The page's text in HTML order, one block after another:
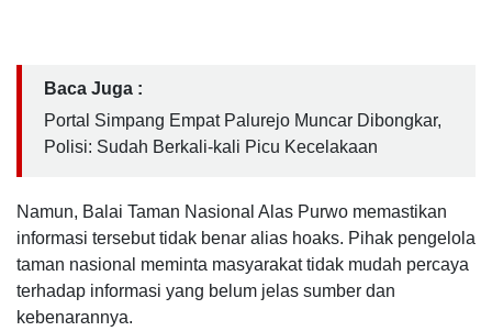
Baca Juga :
Portal Simpang Empat Palurejo Muncar Dibongkar,
Polisi: Sudah Berkali-kali Picu Kecelakaan
Namun, Balai Taman Nasional Alas Purwo memastikan
informasi tersebut tidak benar alias hoaks. Pihak pengelola
taman nasional meminta masyarakat tidak mudah percaya
terhadap informasi yang belum jelas sumber dan
kebenarannya.